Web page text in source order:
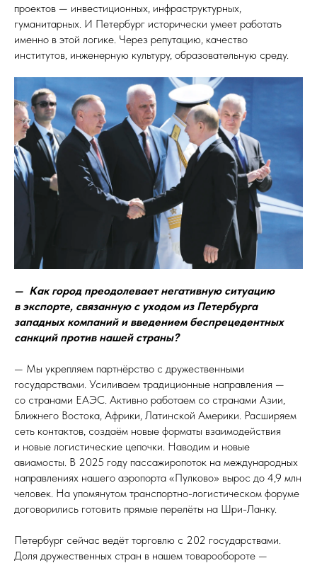
проектов — инвестиционных, инфраструктурных,
гуманитарных. И Петербург исторически умеет работать
именно в этой логике. Через репутацию, качество
институтов, инженерную культуру, образовательную среду.
— Как город преодолевает негативную ситуацию
в экспорте, связанную с уходом из Петербурга
западных компаний и введением беспрецедентных
санкций против нашей страны?
— Мы укрепляем партнёрство с дружественными
государствами. Усиливаем традиционные направления —
со странами ЕАЭС. Активно работаем со странами Азии,
Ближнего Востока, Африки, Латинской Америки. Расширяем
сеть контактов, создаём новые форматы взаимодействия
и новые логистические цепочки. Наводим и новые
авиамосты. В 2025 году пассажиропоток на международных
направлениях нашего аэропорта «Пулково» вырос до 4,9 млн
человек. На упомянутом транспортно-логистическом форуме
договорились готовить прямые перелёты на Шри-Ланку.
Петербург сейчас ведёт торговлю с 202 государствами.
Доля дружественных стран в нашем товарообороте —